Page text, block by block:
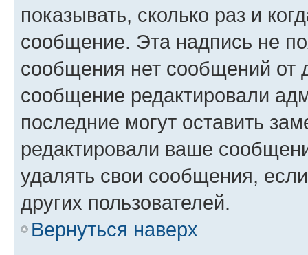
показывать, сколько раз и
сообщение. Эта надпись не
сообщения нет сообщений от
сообщение редактировали
последние могут оставить
редактировали ваше
удалять свои сообщения,
других пользователей.
Вернуться наверх